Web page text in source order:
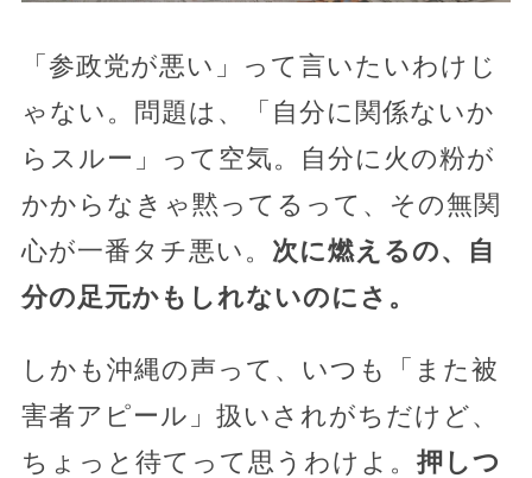
「参政党が悪い」って言いたいわけじ
ゃない。問題は、「自分に関係ないか
らスルー」って空気。自分に火の粉が
かからなきゃ黙ってるって、その無関
心が一番タチ悪い。 次に燃えるの、自
分の足元かもしれないのにさ。
しかも沖縄の声って、いつも「また被
害者アピール」扱いされがちだけど、
ちょっと待てって思うわけよ。 押しつ